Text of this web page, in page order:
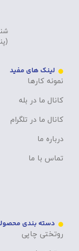
لینک های مفید
نمونه کارها
کانال ما در بله
کانال ما در تلگرام
درباره ما
تماس با ما
دسته بندی
روتختی چاپی